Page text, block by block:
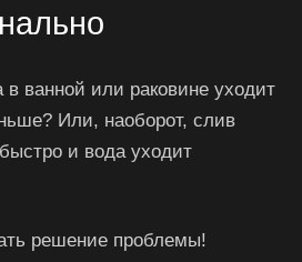
ванной или раковине уходит
Или, наоборот, слив
и вода уходит
решение проблемы!